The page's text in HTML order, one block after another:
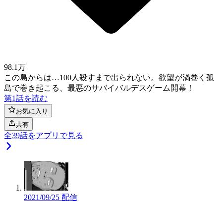
98.1万
この島からは…100人殺すまで出られない。欲望が渦巻く孤
島で巻き起こる、最悪のサバイバルデスゲーム開幕！
第1話を読む
お気に入り
共有
全39話をアプリで見る
2021/09/25 配信